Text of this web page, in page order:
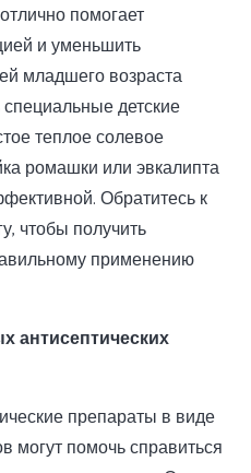
помогает
и уменьшить
младшего возраста
детские
теплое солевое
ромашки или эвкалипта
Обратитесь к
чтобы получить
применению
антисептических
препараты в виде
могут помочь справиться